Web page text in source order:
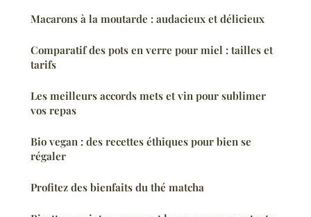
Macarons à la moutarde : audacieux et délicieux
Comparatif des pots en verre pour miel : tailles et
tarifs
Les meilleurs accords mets et vin pour sublimer
vos repas
Bio vegan : des recettes éthiques pour bien se
régaler
Profitez des bienfaits du thé matcha